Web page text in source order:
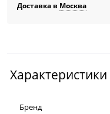
Доставка в Москва
Характеристики
Бренд